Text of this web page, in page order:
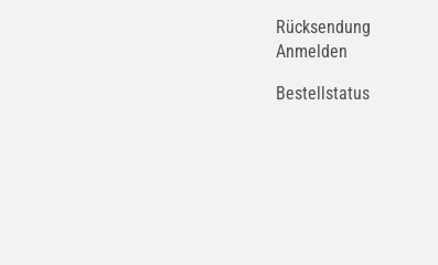
Rücksendung
Anmelden
Bestellstatus